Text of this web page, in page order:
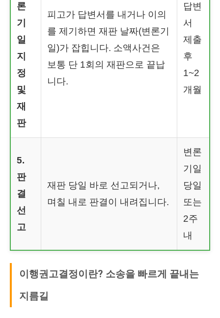
론
기
일
지
정
및
재
판
피고가 답변서를 내거나 이의
를 제기하면 재판 날짜(변론기
일)가 잡힙니다. 소액사건은
보통 단 1회의 재판으로 끝납
니다.
답변
서
제출
후
1~2
개월
5.
판
결
선
고
재판 당일 바로 선고되거나,
며칠 내로 판결이 내려집니다.
변론
기일
당일
또는
2주
내
이행권고결정이란? 소송을 빠르게 끝내는
지름길